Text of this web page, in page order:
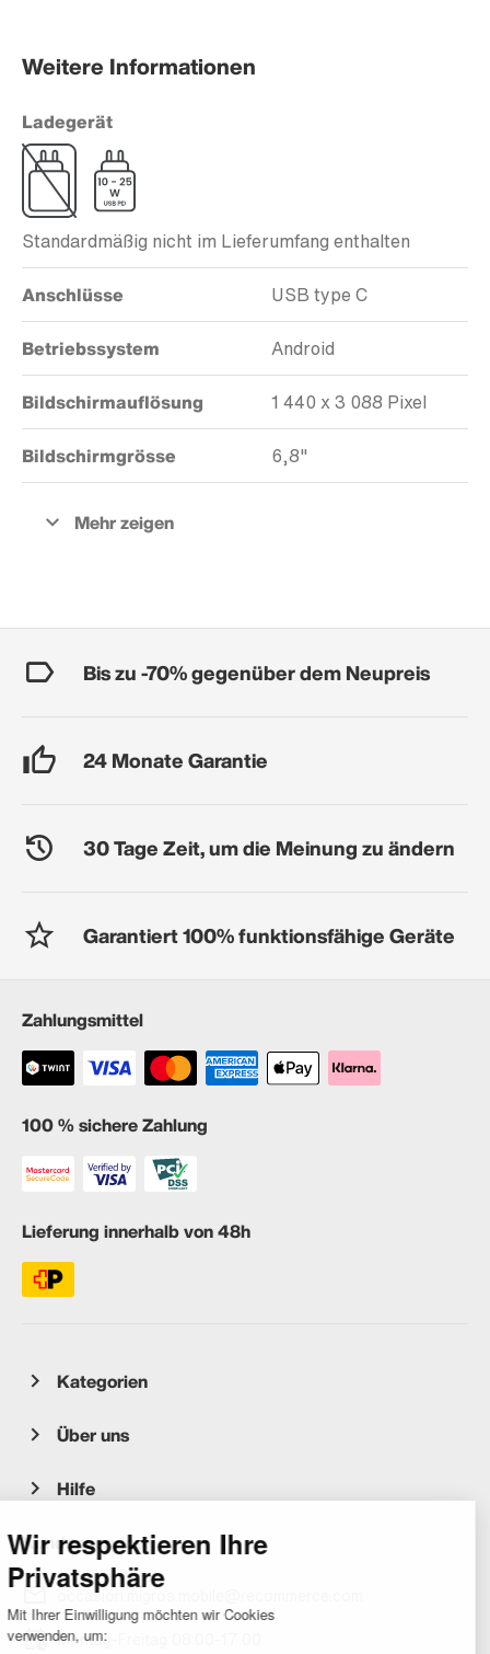
Weitere Informationen
Ladegerät
Standardmäßig nicht im Lieferumfang enthalten
Anschlüsse USB type C
Betriebssystem Android
Bildschirmauflösung 1 440 x 3 088 Pixel
Bildschirmgrösse 6,8"
Bis zu -70% gegenüber dem Neupreis
24 Monate Garantie
30 Tage Zeit, um die Meinung zu ändern
Garantiert 100% funktionsfähige Geräte
Zahlungsmittel
100 % sichere Zahlung
Lieferung innerhalb von 48h
Kategorien
Über uns
Hilfe
Kundenservice
occasion.migros.mobile@recommerce.com
Montag-Freitag 08:00-17:00